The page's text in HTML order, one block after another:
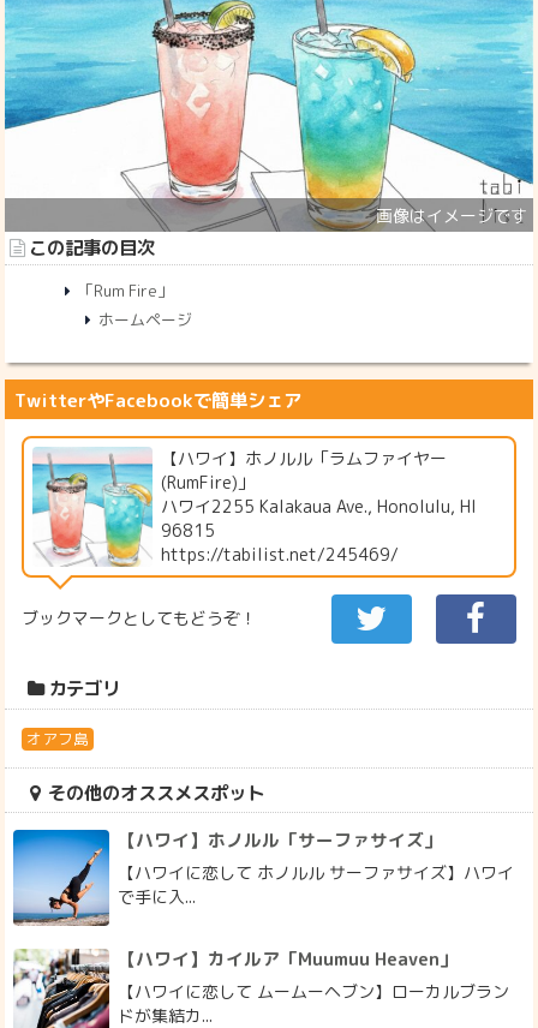
この記事の目次
「Rum Fire」
ホームページ
TwitterやFacebookで簡単シェア
【ハワイ】ホノルル「ラムファイヤー
(RumFire)」
ハワイ2255 Kalakaua Ave., Honolulu, HI
96815
https://tabilist.net/245469/
ブックマークとしてもどうぞ！
カテゴリ
オアフ島
その他のオススメスポット
【ハワイ】ホノルル「サーファサイズ」
【ハワイに恋して ホノルル サーファサイズ】ハワイ
で手に入...
【ハワイ】カイルア「Muumuu Heaven」
【ハワイに恋して ムームーヘブン】ローカルブラン
ドが集結カ...